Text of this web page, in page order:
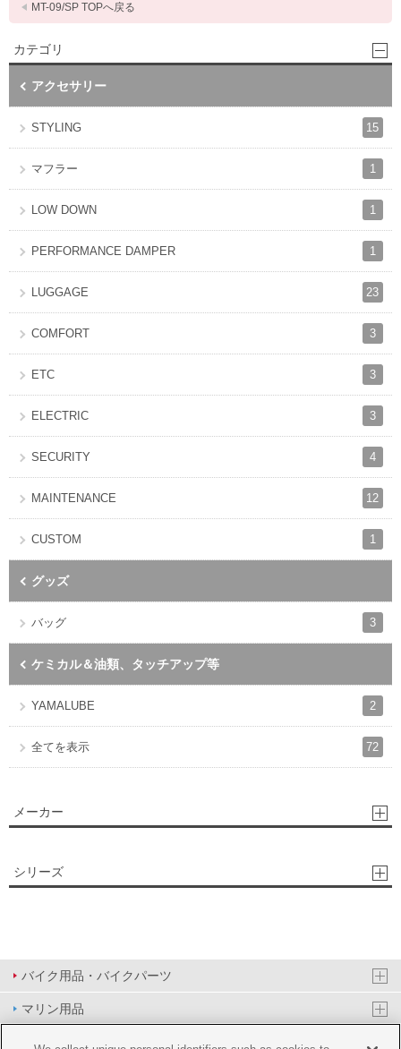
MT-09/SP TOPへ戻る
カテゴリ
アクセサリー
STYLING 15
マフラー 1
LOW DOWN 1
PERFORMANCE DAMPER 1
LUGGAGE 23
COMFORT 3
ETC 3
ELECTRIC 3
SECURITY 4
MAINTENANCE 12
CUSTOM 1
グッズ
バッグ 3
ケミカル＆油類、タッチアップ等
YAMALUBE 2
全てを表示 72
メーカー
シリーズ
バイク用品・バイクパーツ
マリン用品
PAS/YPJ用品